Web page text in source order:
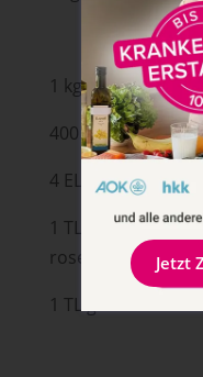
1 kg
400 g Rote Bete
4 EL Olivenöl
1 TL edelsüßes
rosenscharfes)
1 TL getrockneter
Jetzt